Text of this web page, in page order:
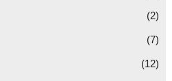
(2)
(7)
(12)